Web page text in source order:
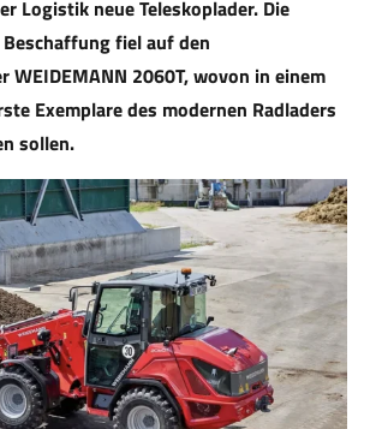
Logistik neue Teleskoplader. Die
fiel auf den
WEIDEMANN 2060T, wovon in einem
Exemplare des modernen Radladers
sollen.